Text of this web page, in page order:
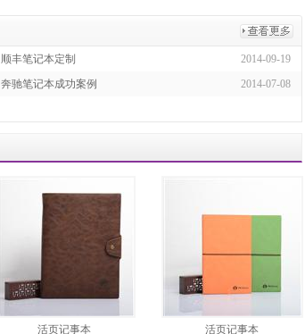
2014-09-19
顺丰笔记本定制
2014-07-08
奔驰笔记本成功案例
活页记事本 活页记事本